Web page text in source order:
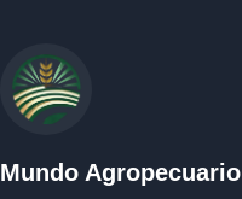
Mundo Agropecuario